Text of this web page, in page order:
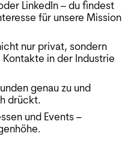
LinkedIn – du findest
für unsere Mission
nur privat, sondern
in der Industrie
genau zu und
drückt.
und Events –